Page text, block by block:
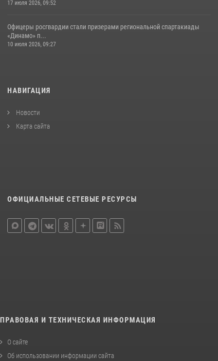
17 июля 2026, 09:52
Офицеры росгвардии стали призерами региональной спартакиады
«Динамо» п...
10 июля 2026, 09:27
НАВИГАЦИЯ
Новости
Карта сайта
ОФИЦИАЛЬНЫЕ СЕТЕВЫЕ РЕСУРСЫ
ПРАВОВАЯ И ТЕХНИЧЕСКАЯ ИНФОРМАЦИЯ
О сайте
Об использовании информации сайта